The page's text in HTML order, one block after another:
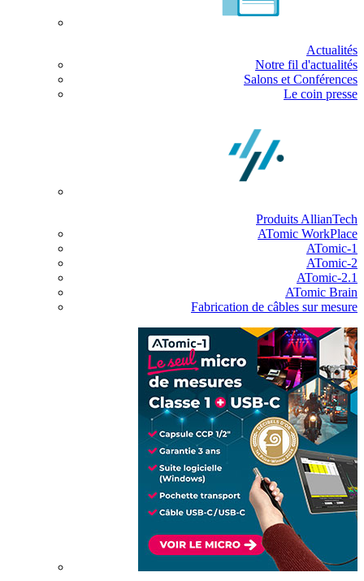
Actualités
Notre fil d'actualités
Salons et Conférences
Le coin presse
Produits AllianTech
ATomic WorkPlace
ATomic-1
ATomic-2
ATomic-2.1
ATomic Brain
Fabrication de câbles sur mesure